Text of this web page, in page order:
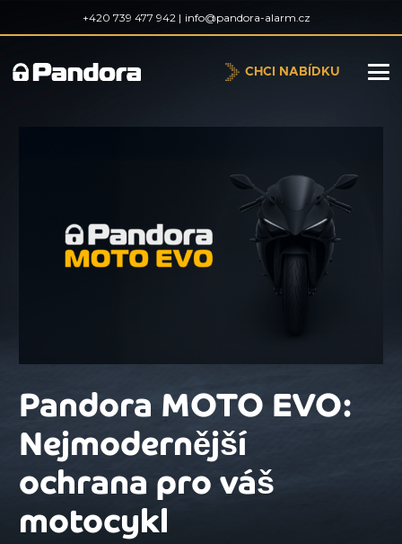
+420 739 477 942 | info@pandora-alarm.cz
CHCI NABÍDKU
Pandora MOTO EVO:
Nejmodernější
ochrana pro váš
motocykl